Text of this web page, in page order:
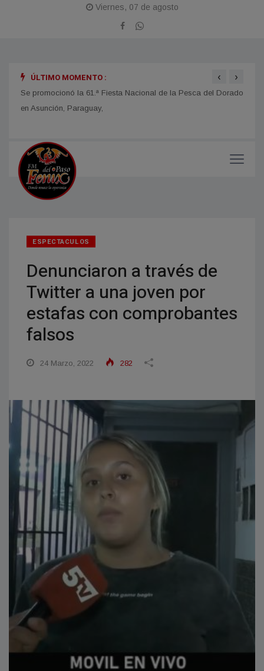
Viernes, 07 de agosto
ÚLTIMO MOMENTO :
Se promocionó la 61.ª Fiesta Nacional de la Pesca del Dorado
en Asunción, Paraguay,
‹ ›
ESPECTACULOS
Denunciaron a través de
Twitter a una joven por
estafas con comprobantes
falsos
24 Marzo, 2022 282